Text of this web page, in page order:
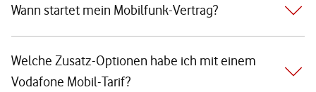
Wann startet mein Mobilfunk-Vertrag?
Welche Zusatz-Optionen habe ich mit einem
Vodafone Mobil-Tarif?